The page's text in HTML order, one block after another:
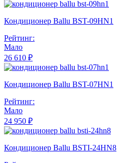
Кондиционер Ballu BST-09HN1
Рейтинг:
Мало
26 610 ₽
Кондиционер Ballu BST-07HN1
Рейтинг:
Мало
24 950 ₽
Кондиционер Ballu BSTI-24HN8